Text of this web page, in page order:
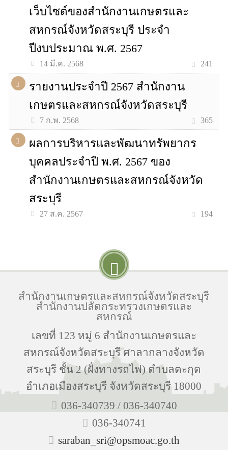
เว็บไซต์ของสำนักงานเกษตรและ
สหกรณ์จังหวัดสระบุรี ประจำ
ปีงบประมาณ พ.ศ. 2567
14 มี.ค. 2568 241
รายงานประจำปี 2567 สำนักงาน
เกษตรและสหกรณ์จังหวัดสระบุรี
7 ก.พ. 2568 365
ผลการบริหารและพัฒนาทรัพยากร
บุคคลประจำปี พ.ศ. 2567 ของ
สำนักงานเกษตรและสหกรณ์จังหวัด
สระบุรี
27 ส.ค. 2567 194
สำนักงานเกษตรและสหกรณ์จังหวัดสระบุรี
สำนักงานปลัดกระทรวงเกษตรและ
สหกรณ์
เลขที่ 123 หมู่ 6 สำนักงานเกษตรและ
สหกรณ์จังหวัดสระบุรี ศาลากลางจังหวัด
สระบุรี ชั้น 2 (ฝั่งทางรถไฟ) ตำบลตะกุด
อำเภอเมืองสระบุรี จังหวัดสระบุรี 18000
036-340739 / 036-340740
036-340741
saraban_sri@opsmoac.go.th